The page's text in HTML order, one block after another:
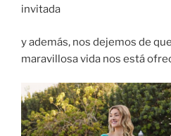
invitada
y además, nos dejemos de
maravillosa vida nos está